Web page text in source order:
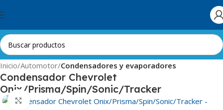
Skip to navigation
Inicio Automotor Condensadores y evaporadores
Condensador Chevrolet
Onix/Prisma/Spin/Sonic/Tracker
Clic para ampliar